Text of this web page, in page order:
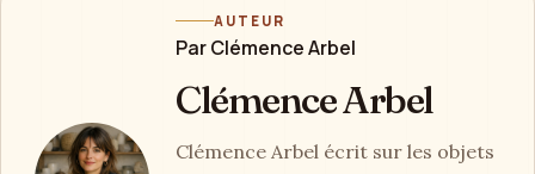
AUTEUR
Par Clémence Arbel
Clémence Arbel
Clémence Arbel écrit sur les objets